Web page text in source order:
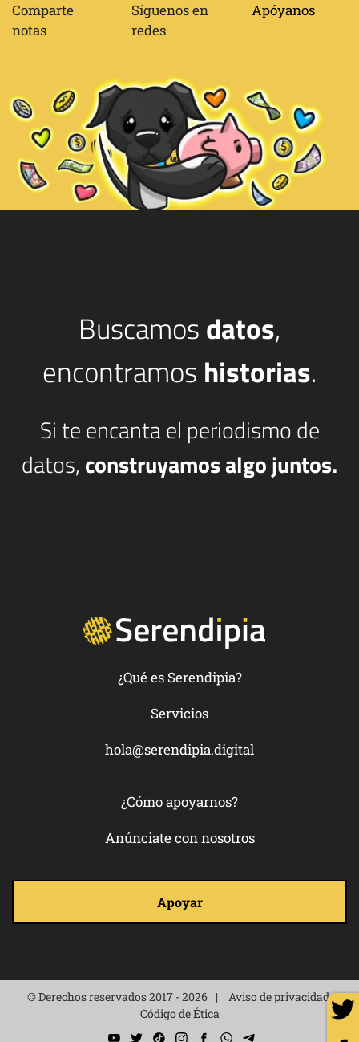
Comparte
notas
Síguenos en
redes
Apóyanos
Buscamosdatos,
encontramos historias.
Si te encanta el periodismo de
datos, construyamos algo juntos.
¿Qué es Serendipia?
Servicios
hola@serendipia.digital
¿Cómo apoyarnos?
Anúnciate con nosotros
Apoyar
© Derechos reservados 2017 - 2026
Aviso de privacidad
Código de Ética